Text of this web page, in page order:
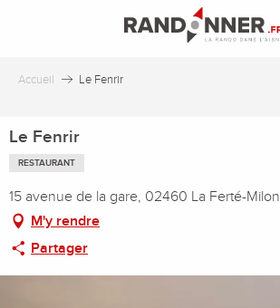
principal
Accueil Le Fenrir
Le Fenrir
RESTAURANT
15 avenue de la gare, 02460 La Ferté-Milon
M'y rendre
Partager